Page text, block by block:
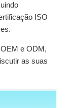
ISO
e ODM,
as suas